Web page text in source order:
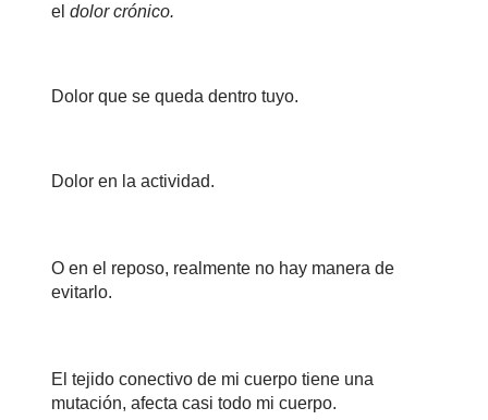
el dolor crónico.
Dolor que se queda dentro tuyo.
Dolor en la actividad.
O en el reposo, realmente no hay manera de
evitarlo.
El tejido conectivo de mi cuerpo tiene una
mutación, afecta casi todo mi cuerpo.